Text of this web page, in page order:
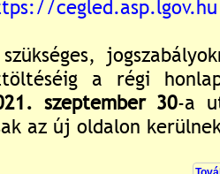
Értékelés: 2.33/6
Még nincsenek hozzászólások